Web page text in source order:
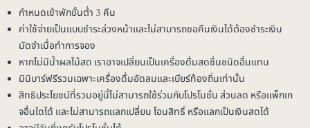
กำหนดเข้าพักขั้นต่ำ 3 คืน
ค่าใช้จ่ายเป็นแบบชำระล่วงหน้าและไม่สามารถขอคืนเงินได้ต้องชำระเงิน
มัดจำเมื่อทำการจอง
หากไม่มีน้ำผลไม้สด เราอาจเปลี่ยนเป็นเครื่องดื่มสดชื่นชนิดอื่นแทน
มินิบาร์ฟรีรวมเฉพาะเครื่องดื่มอัดลมและเบียร์ท้องถิ่นเท่านั้น
สิทธิประโยชน์ที่รวมอยู่นี้ไม่สามารถใช้ร่วมกับโปรโมชั่น ส่วนลด หรือแพ็กเก
จอื่นใดได้ และไม่สามารถแลกเปลี่ยน โอนสิทธิ์ หรือแลกเป็นเงินสดได้